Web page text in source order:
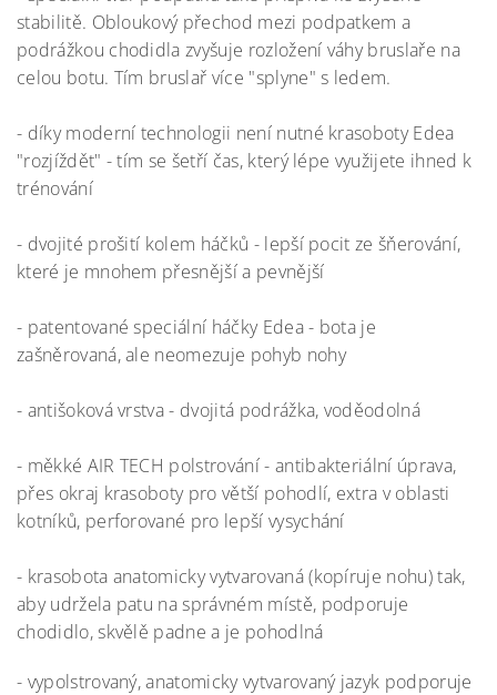
stabilitě. Obloukový přechod mezi podpatkem a
podrážkou chodidla zvyšuje rozložení váhy bruslaře na
celou botu. Tím bruslař více "splyne" s ledem.
- díky moderní technologii není nutné krasoboty Edea
"rozjíždět" - tím se šetří čas, který lépe využijete ihned k
trénování
- dvojité prošití kolem háčků - lepší pocit ze šňerování,
které je mnohem přesnější a pevnější
- patentované speciální háčky Edea - bota je
zašněrovaná, ale neomezuje pohyb nohy
- antišoková vrstva - dvojitá podrážka, voděodolná
- měkké AIR TECH polstrování - antibakteriální úprava,
přes okraj krasoboty pro větší pohodlí, extra v oblasti
kotníků, perforované pro lepší vysychání
- krasobota anatomicky vytvarovaná (kopíruje nohu) tak,
aby udržela patu na správném místě, podporuje
chodidlo, skvělě padne a je pohodlná
- vypolstrovaný, anatomicky vytvarovaný jazyk podporuje